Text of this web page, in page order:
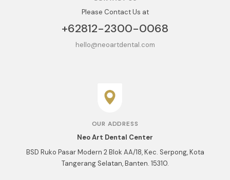
Please Contact Us at
+62812-2300-0068
hello@neoartdental.com
OUR ADDRESS
Neo Art Dental Center
BSD Ruko Pasar Modern 2 Blok AA/18, Kec. Serpong, Kota
Tangerang Selatan, Banten. 15310.